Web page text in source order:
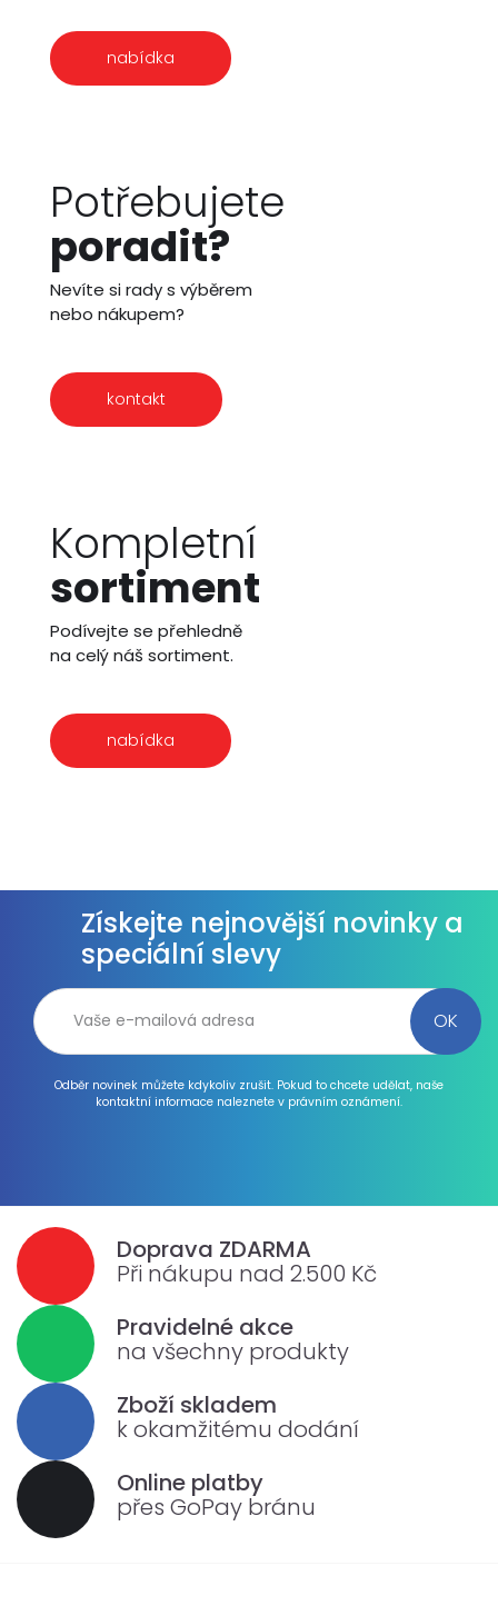
nabídka
Potřebujete
poradit?
Nevíte si rady s výběrem
nebo nákupem?
kontakt
Kompletní
sortiment
Podívejte se přehledně
na celý náš sortiment.
nabídka
Získejte nejnovější novinky a
speciální slevy
Odběr novinek můžete kdykoliv zrušit. Pokud to chcete udělat, naše
kontaktní informace naleznete v právním oznámení.
Doprava ZDARMA
Při nákupu nad 2.500 Kč
Pravidelné akce
na všechny produkty
Zboží skladem
k okamžitému dodání
Online platby
přes GoPay bránu